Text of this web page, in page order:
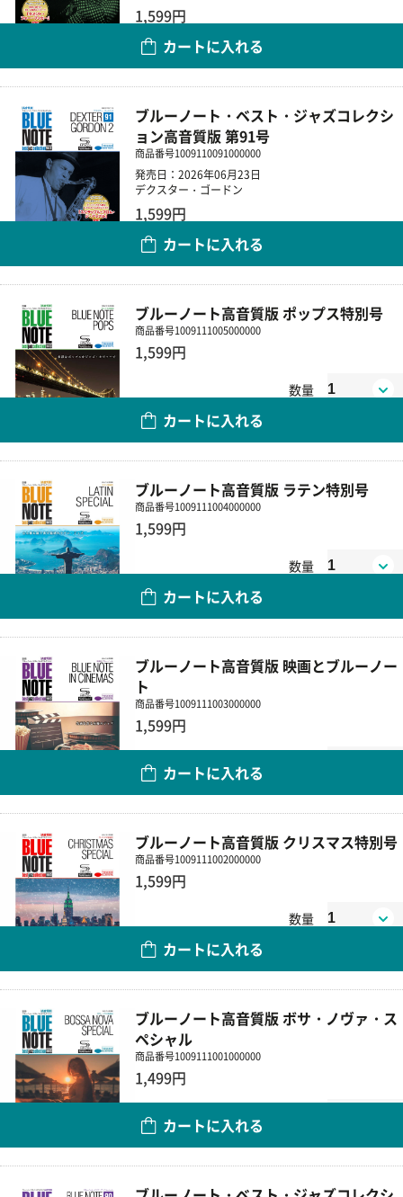
1,599円
カートに入れる
ブルーノート・ベスト・ジャズコレクシ
ョン高音質版 第91号
商品番号1009110091000000
発売日：2026年06月23日
デクスター・ゴードン
1,599円
カートに入れる
ブルーノート高音質版 ポップス特別号
商品番号1009111005000000
1,599円
数量
カートに入れる
ブルーノート高音質版 ラテン特別号
商品番号1009111004000000
1,599円
数量
カートに入れる
ブルーノート高音質版 映画とブルーノー
ト
商品番号1009111003000000
1,599円
カートに入れる
ブルーノート高音質版 クリスマス特別号
商品番号1009111002000000
1,599円
数量
カートに入れる
ブルーノート高音質版 ボサ・ノヴァ・ス
ペシャル
商品番号1009111001000000
1,499円
カートに入れる